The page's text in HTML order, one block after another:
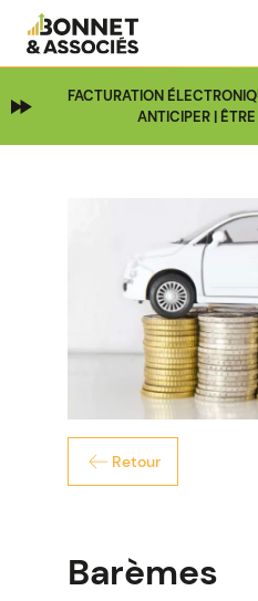
FACTURATION
ANTICIPER |
Retour
Barèmes